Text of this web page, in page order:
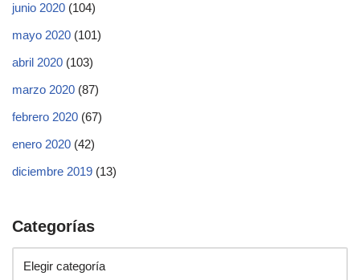
junio 2020 (104)
mayo 2020 (101)
abril 2020 (103)
marzo 2020 (87)
febrero 2020 (67)
enero 2020 (42)
diciembre 2019 (13)
Categorías